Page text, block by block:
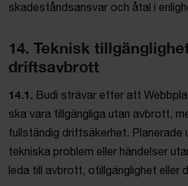
skadeståndsansvar och åtal i
14. Teknisk
driftsavbrott
14.1. Budi strävar efter att
ska vara tillgängliga utan avbrott,
fullständig driftsäkerhet. Planerade
tekniska problem eller händelser
leda till avbrott, otillgänglighet eller